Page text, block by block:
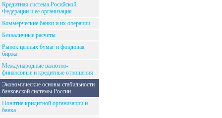
Кредитная система Росийской
Федерации и ее организация
Коммерческие банки и их операции
Безналичные расчеты
Рынок ценных бумаг и фондовая
биржа
Международные валютно-
финансовые и кредитные отношения
Экономические основы стабильности
банковской системы России
Понятие кридитной организации и
банка